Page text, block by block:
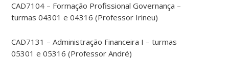
CAD7104 – Formação Profissional Governança –
turmas 04301 e 04316 (Professor Irineu)
CAD7131 – Administração Financeira I – turmas
05301 e 05316 (Professor André)